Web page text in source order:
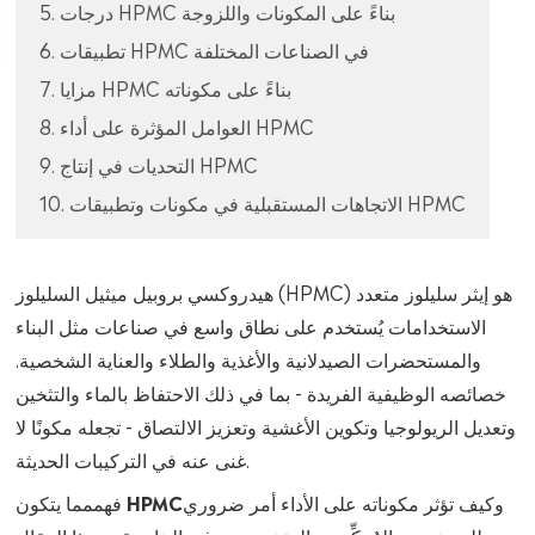
5. درجات HPMC بناءً على المكونات واللزوجة
6. تطبيقات HPMC في الصناعات المختلفة
7. مزايا HPMC بناءً على مكوناته
8. العوامل المؤثرة على أداء HPMC
9. التحديات في إنتاج HPMC
10. الاتجاهات المستقبلية في مكونات وتطبيقات HPMC
هيدروكسي بروبيل ميثيل السليلوز (HPMC) هو إيثر سليلوز متعدد
الاستخدامات يُستخدم على نطاق واسع في صناعات مثل البناء
والمستحضرات الصيدلانية والأغذية والطلاء والعناية الشخصية.
خصائصه الوظيفية الفريدة - بما في ذلك الاحتفاظ بالماء والتثخين
وتعديل الريولوجيا وتكوين الأغشية وتعزيز الالتصاق - تجعله مكونًا لا
غنى عنه في التركيبات الحديثة.
فهم مما يتكون HPMCوكيف تؤثر مكوناته على الأداء أمر ضروري